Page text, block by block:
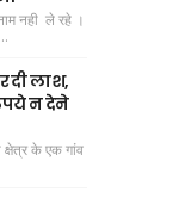
नही ले रहे ।
दी लाश,
न देने
के एक गांव